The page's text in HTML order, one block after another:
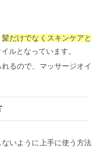
髪だけでなくスキンケアと
イルとなっています。
るので、マッサージオイ
いように上手に使う方法